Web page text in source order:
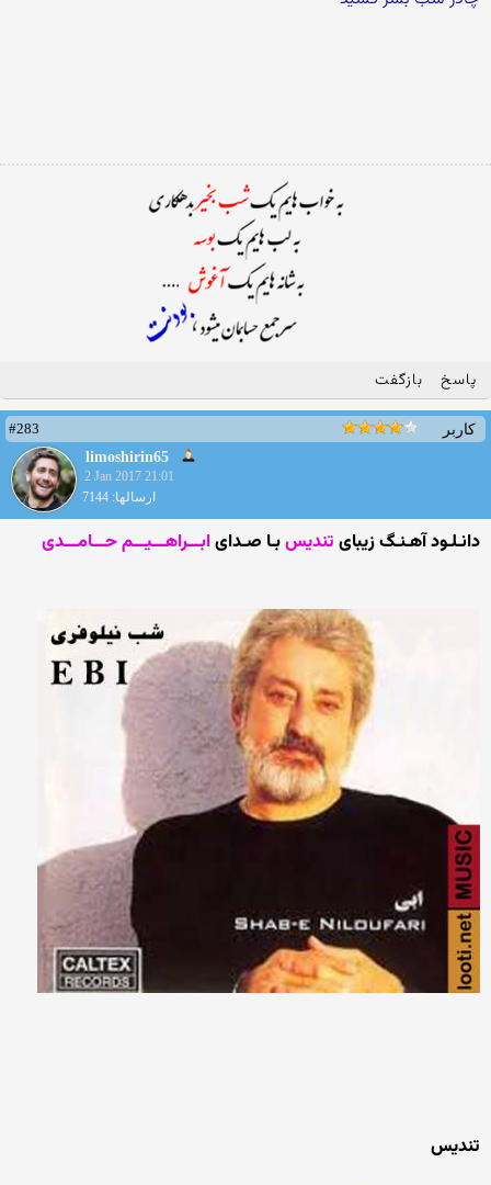
پاسخ بازگفت
کاربر
#283
limoshirin65
2 Jan 2017 21:01
ارسالها: 7144
دانـلـود آهـنـگ زیبای تندیسبـا صـدایابـــراهـــیـــم حـــامـــدی
تندیس